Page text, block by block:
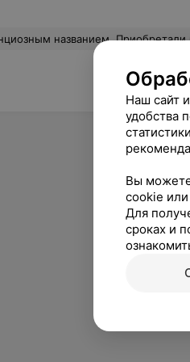
технике скандинавской ходьбы. Для пожилого человека это даже опасно для здоровья. Продавец передала товар в запечатанном виде, этикетка соответствовала запросу в отличие от содержания. Обратно не берут, третий день от покупки, использовать нельзя.
Наш сайт
удобства
Вы
cookie или
Для
сроках и